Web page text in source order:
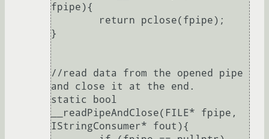
fpipe){
}
//read data from the opened pipe
and close it at the end.
static bool
__readPipeAndClose(FILE* fpipe,
IStringConsumer* fout){